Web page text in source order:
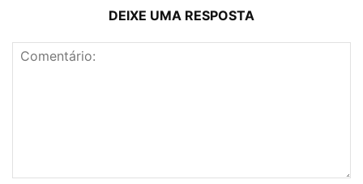
DEIXE UMA RESPOSTA